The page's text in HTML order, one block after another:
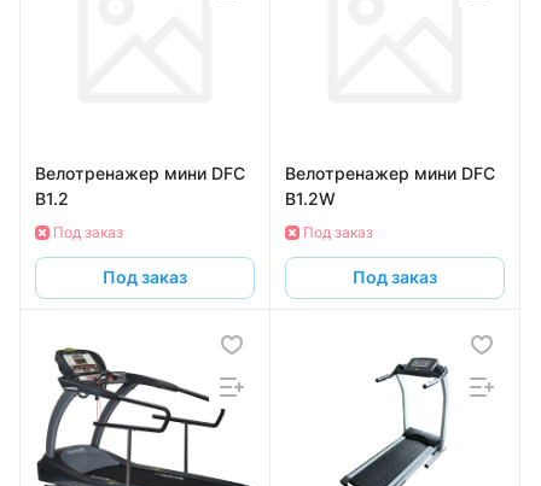
Велотренажер мини DFC
B1.2
Под заказ
Под заказ
Велотренажер мини DFC
B1.2W
Под заказ
Под заказ